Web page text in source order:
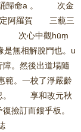
誦歸命a 。 次金
阿羅賀 三藐三
次心中觀hūṃ
是無相解脫門也。u
。然後出道場隨
。一校了淨嚴齡
忍。 享和改元秋
撿訂而鏤乎板。